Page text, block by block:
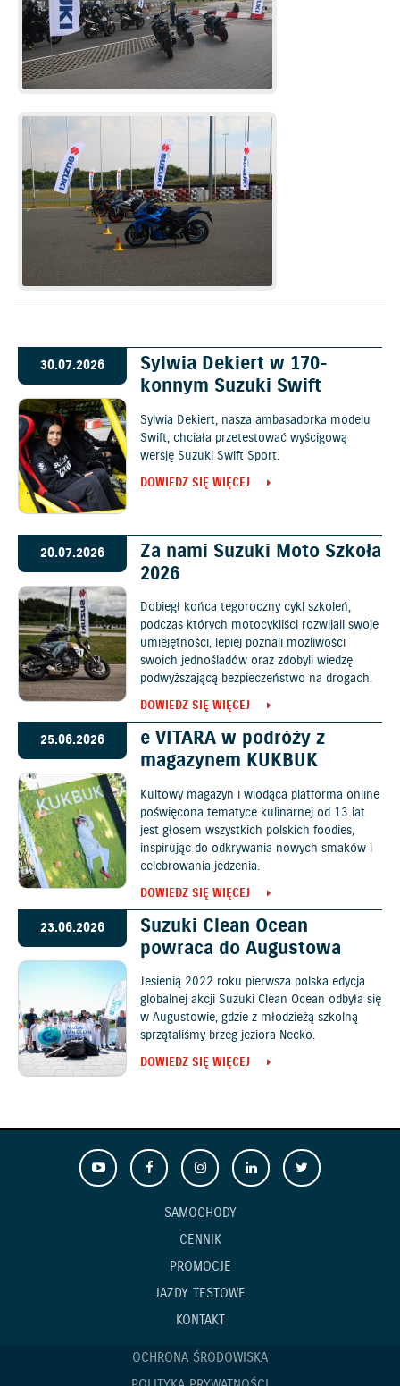
30.07.2026
Sylwia Dekiert w 170-
konnym Suzuki Swift
Sylwia Dekiert, nasza ambasadorka modelu
Swift, chciała przetestować wyścigową
wersję Suzuki Swift Sport.
DOWIEDZ SIĘ WIĘCEJ
20.07.2026
Za nami Suzuki Moto Szkoła
2026
Dobiegł końca tegoroczny cykl szkoleń,
podczas których motocykliści rozwijali swoje
umiejętności, lepiej poznali możliwości
swoich jednośladów oraz zdobyli wiedzę
podwyższającą bezpieczeństwo na drogach.
DOWIEDZ SIĘ WIĘCEJ
25.06.2026
e VITARA w podróży z
magazynem KUKBUK
Kultowy magazyn i wiodąca platforma online
poświęcona tematyce kulinarnej od 13 lat
jest głosem wszystkich polskich foodies,
inspirując do odkrywania nowych smaków i
celebrowania jedzenia.
DOWIEDZ SIĘ WIĘCEJ
23.06.2026
Suzuki Clean Ocean
powraca do Augustowa
Jesienią 2022 roku pierwsza polska edycja
globalnej akcji Suzuki Clean Ocean odbyła się
w Augustowie, gdzie z młodzieżą szkolną
sprzątaliśmy brzeg jeziora Necko.
DOWIEDZ SIĘ WIĘCEJ
SAMOCHODY
CENNIK
PROMOCJE
JAZDY TESTOWE
KONTAKT
OCHRONA ŚRODOWISKA